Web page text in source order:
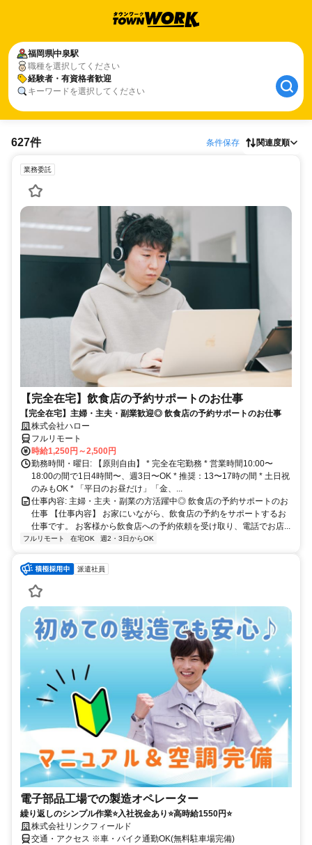
福岡県中泉駅
職種を選択してください
経験者・有資格者歓迎
キーワードを選択してください
627件 条件保存 関連度順
業務委託
【完全在宅】飲食店の予約サポートのお仕事
【完全在宅】主婦・主夫・副業歓迎◎ 飲食店の予約サポートのお仕事
株式会社ハロー
フルリモート
時給1,250円～2,500円
勤務時間・曜日: 【原則自由】 * 完全在宅勤務 * 営業時間10:00〜
18:00の間で1日4時間〜、週3日〜OK * 推奨：13〜17時の間 * 土日祝
のみもOK * 「平日のお昼だけ」「金、...
仕事内容: 主婦・主夫・副業の方活躍中◎ 飲食店の予約サポートのお
仕事 【仕事内容】 お家にいながら、飲食店の予約をサポートするお
仕事です。 お客様から飲食店への予約依頼を受け取り、電話でお店...
フルリモート 在宅OK 週2・3日からOK
派遣社員
電子部品工場での製造オペレーター
繰り返しのシンプル作業⭐入社祝金あり⭐高時給1550円⭐
株式会社リンクフィールド
交通・アクセス ※車・バイク通勤OK(無料駐車場完備)